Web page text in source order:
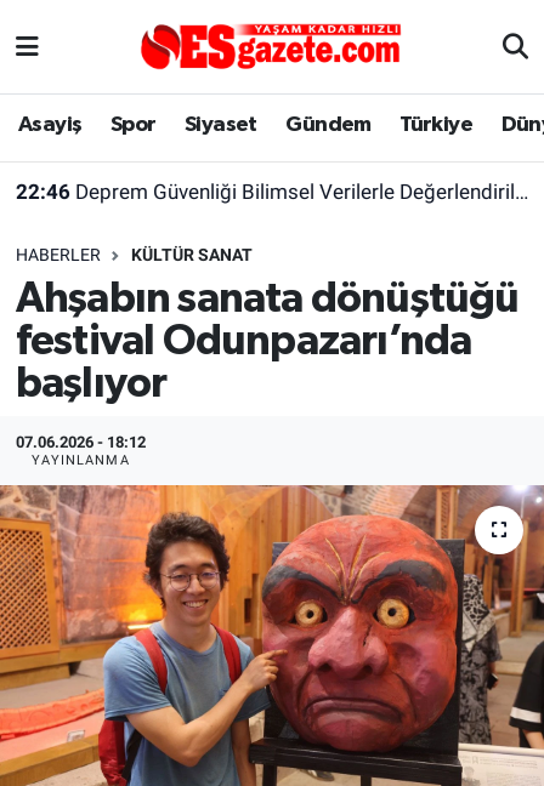
Asayiş Spor Siyaset Gündem Türkiye
22:46 Deprem Güvenliği Bilimsel Verilerle Değerlendirilmeli
HABERLER KÜLTÜR SANAT
Ahşabın sanata dönüştüğü
festival Odunpazarı’nda
başlıyor
07.06.2026 - 18:12
YAYINLANMA
Asayiş
Gündem
Türkiye
Dünya
Sağlık
Alış-Veriş/İş dünyası
Yaşam
Eskişehirspor Arşivi
Eskişehir Arşivi
Röportaj
Ekonomi
Kültür Sanat
Politika
Bilecik
Kütahya
Gezi
Eskişehir Nöbetçi Eczaneler
Süper Lig Puan Durumu ve Fikstür
Tüm Manşetler
Son Dakika Haberleri
Haber Arşivi